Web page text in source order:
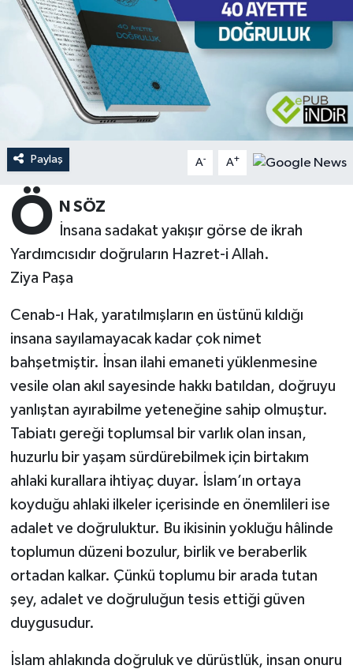
Paylaş A- A+
Ö N SÖZ
İnsana sadakat yakışır görse de ikrah
Yardımcısıdır doğruların Hazret-i Allah.
Ziya Paşa
Cenab-ı Hak, yaratılmışların en üstünü kıldığı
insana sayılamayacak kadar çok nimet
bahşetmiştir. İnsan ilahi emaneti yüklenmesine
vesile olan akıl sayesinde hakkı batıldan, doğruyu
yanlıştan ayırabilme yeteneğine sahip olmuştur.
Tabiatı gereği toplumsal bir varlık olan insan,
huzurlu bir yaşam sürdürebilmek için birtakım
ahlaki kurallara ihtiyaç duyar. İslam’ın ortaya
koyduğu ahlaki ilkeler içerisinde en önemlileri ise
adalet ve doğruluktur. Bu ikisinin yokluğu hâlinde
toplumun düzeni bozulur, birlik ve beraberlik
ortadan kalkar. Çünkü toplumu bir arada tutan
şey, adalet ve doğruluğun tesis ettiği güven
duygusudur.
İslam ahlakında doğruluk ve dürüstlük, insan onuru
Ardahan Müftülüğü
Artvin Müftülüğü
Aydın Müftülüğü
Balıkesir Müftülüğü
Batman Müftülüğü
Bayburt Müftülüğü
Bilecik Müftülüğü
Bingöl Müftülüğü
Bitlis Müftülüğü
Bolu Müftülüğü
Bursa Müftülüğü
Çanakkale Müftülüğü
Çankırı Müftülüğü
Çorum Müftülüğü
Kudüs
Kurban
Mukabele
Peygamberimizin Hayatı
Sahabeler
Zekat
Hutbeler
DİYANET AKADEMİ
DİYANET GENÇLİK
DİYANET RADYO/TV
Dünya
Eğitim
Kültür-Sanat
Sağlık
Makaleler
Duyurular
Podcast
Bilim, Teknoloji
Biyografiler